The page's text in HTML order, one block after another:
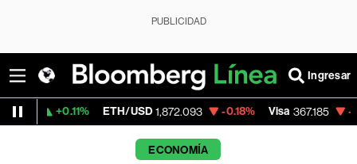
PUBLICIDAD
Ingresar
ETH/USD 1,872.093 -0.18% Visa 367.185 -0.65%
ECONOMÍA